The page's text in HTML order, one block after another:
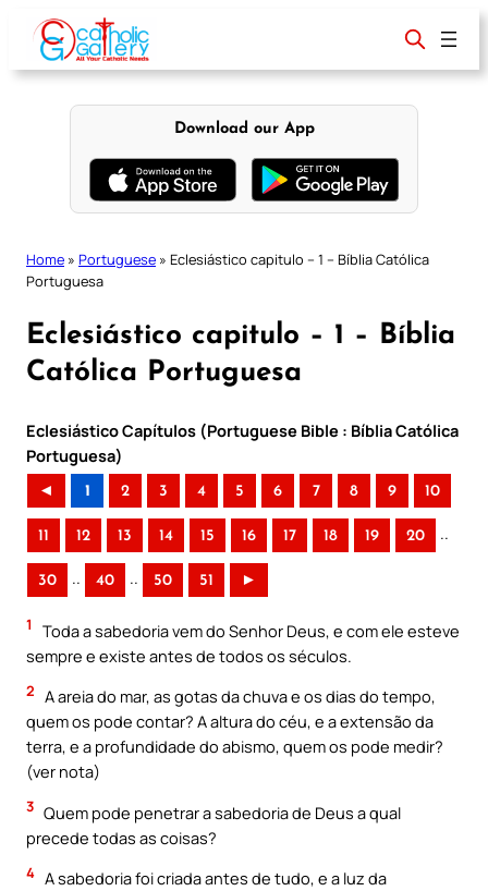
content
Download our App
Home » Portuguese » Eclesiástico capitulo – 1 – Bíblia Católica
Portuguesa
Eclesiástico capitulo – 1 – Bíblia
Católica Portuguesa
Eclesiástico Capítulos (Portuguese Bible : Bíblia Católica
Portuguesa)
◄ 1 2 3 4 5 6 7 8 9 10
11 12 13 14 15 16 17 18 19 20 ..
30 .. 40 .. 50 51 ►
1
Toda a sabedoria vem do Senhor Deus, e com ele esteve
sempre e existe antes de todos os séculos.
2 A areia do mar, as gotas da chuva e os dias do tempo,
quem os pode contar? A altura do céu, e a extensão da
terra, e a profundidade do abismo, quem os pode medir?
(ver nota)
3 Quem pode penetrar a sabedoria de Deus a qual
precede todas as coisas?
4 A sabedoria foi criada antes de tudo, e a luz da